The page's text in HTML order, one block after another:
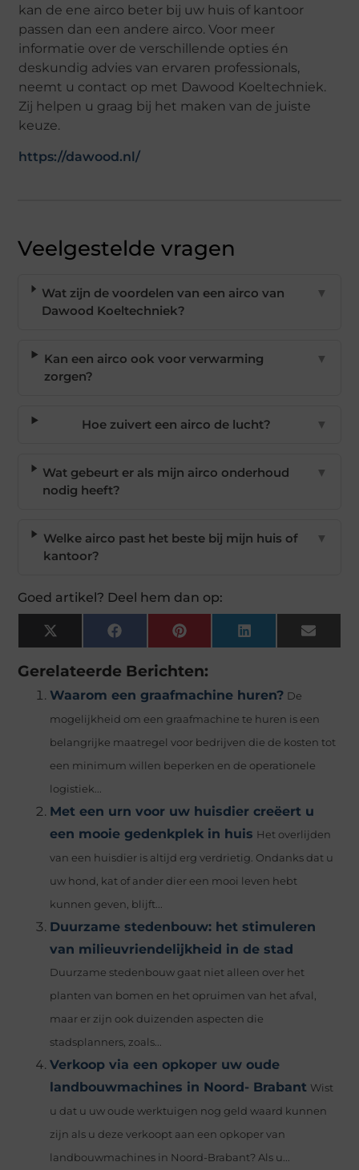
kan de ene airco beter bij uw huis of kantoor
passen dan een andere airco. Voor meer
informatie over de verschillende opties én
deskundig advies van ervaren professionals,
neemt u contact op met Dawood Koeltechniek.
Zij helpen u graag bij het maken van de juiste
keuze.
https://dawood.nl/
Veelgestelde vragen
Wat zijn de voordelen van een airco van
Dawood Koeltechniek?
▼
Kan een airco ook voor verwarming
zorgen?
▼
Hoe zuivert een airco de lucht? ▼
Wat gebeurt er als mijn airco onderhoud
nodig heeft?
▼
Welke airco past het beste bij mijn huis of
kantoor?
▼
Goed artikel? Deel hem dan op:
X
(Twitter)
FacebookPinterest LinkedIn Email
Gerelateerde Berichten:
Waarom een graafmachine huren? De
mogelijkheid om een graafmachine te huren is een
belangrijke maatregel voor bedrijven die de kosten tot
een minimum willen beperken en de operationele
logistiek...
Met een urn voor uw huisdier creëert u
een mooie gedenkplek in huis Het overlijden
van een huisdier is altijd erg verdrietig. Ondanks dat u
uw hond, kat of ander dier een mooi leven hebt
kunnen geven, blijft...
Duurzame stedenbouw: het stimuleren
van milieuvriendelijkheid in de stad
Duurzame stedenbouw gaat niet alleen over het
planten van bomen en het opruimen van het afval,
maar er zijn ook duizenden aspecten die
stadsplanners, zoals...
Verkoop via een opkoper uw oude
landbouwmachines in Noord- Brabant Wist
u dat u uw oude werktuigen nog geld waard kunnen
zijn als u deze verkoopt aan een opkoper van
landbouwmachines in Noord-Brabant? Als u...